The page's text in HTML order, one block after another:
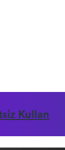
Kullan